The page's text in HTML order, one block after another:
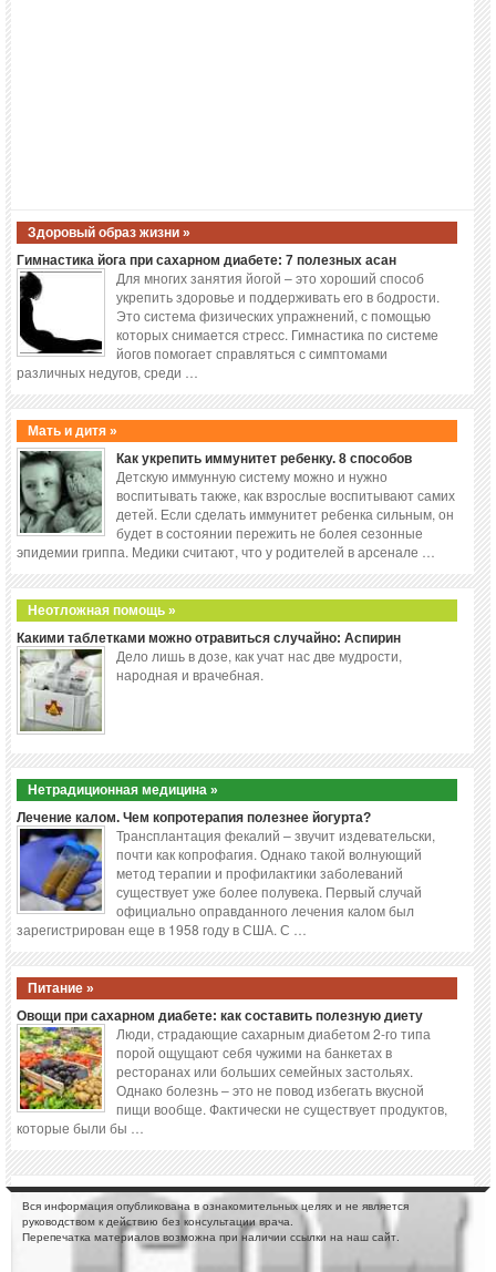
Здоровый образ жизни »
Гимнастика йога при сахарном диабете: 7 полезных асан
Для многих занятия йогой – это хороший способ
укрепить здоровье и поддерживать его в бодрости.
Это система физических упражнений, с помощью
которых снимается стресс. Гимнастика по системе
йогов помогает справляться с симптомами
различных недугов, среди …
Мать и дитя »
Как укрепить иммунитет ребенку. 8 способов
Детскую иммунную систему можно и нужно
воспитывать также, как взрослые воспитывают самих
детей. Если сделать иммунитет ребенка сильным, он
будет в состоянии пережить не болея сезонные
эпидемии гриппа. Медики считают, что у родителей в арсенале …
Неотложная помощь »
Какими таблетками можно отравиться случайно: Аспирин
Дело лишь в дозе, как учат нас две мудрости,
народная и врачебная.
Нетрадиционная медицина »
Лечение калом. Чем копротерапия полезнее йогурта?
Трансплантация фекалий – звучит издевательски,
почти как копрофагия. Однако такой волнующий
метод терапии и профилактики заболеваний
существует уже более полувека. Первый случай
официально оправданного лечения калом был
зарегистрирован еще в 1958 году в США. С …
Питание »
Овощи при сахарном диабете: как составить полезную диету
Люди, страдающие сахарным диабетом 2-го типа
порой ощущают себя чужими на банкетах в
ресторанах или больших семейных застольях.
Однако болезнь – это не повод избегать вкусной
пищи вообще. Фактически не существует продуктов,
которые были бы …
Вся информация опубликована в ознакомительных целях и не является
руководством к действию без консультации врача.
Перепечатка материалов возможна при наличии ссылки на наш сайт.